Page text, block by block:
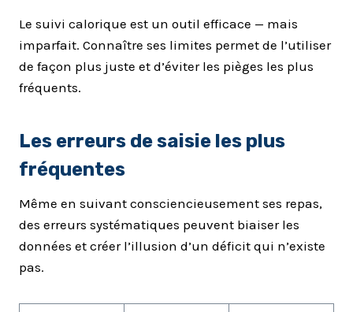
Le suivi calorique est un outil efficace — mais
imparfait. Connaître ses limites permet de l’utiliser
de façon plus juste et d’éviter les pièges les plus
fréquents.
Les erreurs de saisie les plus
fréquentes
Même en suivant consciencieusement ses repas,
des erreurs systématiques peuvent biaiser les
données et créer l’illusion d’un déficit qui n’existe
pas.